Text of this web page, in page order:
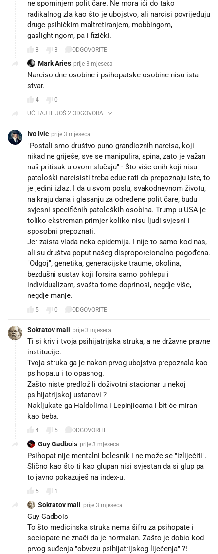
ne spominjem političare. Ne mora ići do tako
radikalnog zla kao što je ubojstvo, ali narcisi povrijeđuju
druge psihičkim maltretiranjem, mobbingom,
gaslightingom, pa i fizički.
8 3 ODGOVORITE
Mark Aries prije 3 mjeseca
Narcisoidne osobine i psihopatske osobine nisu ista
stvar.
4
0
UČITAJTE JOŠ 2 ODGOVORA
Ivo Ivic prije 3 mjeseca
"Postali smo društvo puno grandioznih narcisa, koji
nikad ne griješe, sve se manipulira, spina, zato je važan
naš pritisak u ovom slučaju" - Što više onih koji nisu
patološki narcisisti treba educirati da prepoznaju iste, to
je jedini izlaz. I da u svom poslu, svakodnevnom životu,
na kraju dana i glasanju za određene političare, budu
svjesni specifičnih patoloških osobina. Trump u USA je
toliko ekstreman primjer koliko nisu ljudi svjesni i
sposobni prepoznati.
Jer zaista vlada neka epidemija. I nije to samo kod nas,
ali su društva poput našeg disproporcionalno pogođena.
"Odgoj", genetika, generacijske traume, okolina,
bezdušni sustav koji forsira samo pohlepu i
individualizam, svašta tome doprinosi, negdje više,
negdje manje.
5 0 ODGOVORITE
Sokratov mali prije 3 mjeseca
Ti si kriv i tvoja psihijatrijska struka, a ne državne pravne
institucije.
Tvoja struka ga je nakon prvog ubojstva prepoznala kao
psihopatu i to opasnog.
Zašto niste predložili doživotni stacionar u nekoj
psihijatrijskoj ustanovi ?
Nakljukate ga Haldolima i Lepinjicama i bit će miran
kao beba.
4 5 ODGOVORITE
Guy Gadbois prije 3 mjeseca
Psihopat nije mentalni bolesnik i ne može se "izliječiti".
Slično kao što ti kao glupan nisi svjestan da si glup pa
to javno pokazuješ na index-u.
5 1
Sokratov mali prije 3 mjeseca
Guy Gadbois
To što medicinska struka nema šifru za psihopate i
sociopate ne znači da je normalan. Zašto je dobio kod
prvog suđenja "obvezu psihijatrijskog liječenja" ?!